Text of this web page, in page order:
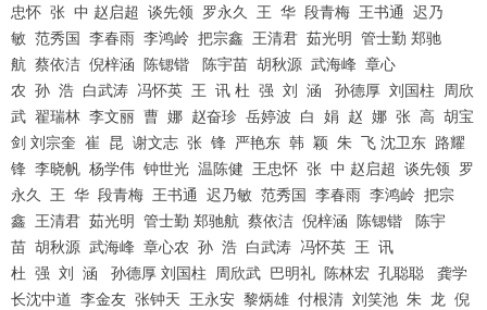
忠怀 张 中 赵启超 谈先领 罗永久 王 华 段青梅 王书通 迟乃
敏 范秀国 李春雨 李鸿岭 把宗鑫 王清君 茹光明 管士勤 郑驰
航 蔡依洁 倪梓涵 陈锶锴 陈宇苗 胡秋源 武海峰 章心
农 孙 浩 白武涛 冯怀英 王 讯 杜 强 刘 涵 孙德厚 刘国柱 周欣
武 翟瑞林 李文丽 曹 娜 赵奋珍 岳婷波 白 娟 赵 娜 张 高 胡宝
剑 刘宗奎 崔 昆 谢文志 张 锋 严艳东 韩 颖 朱 飞 沈卫东 路耀
锋 李晓帆 杨学伟 钟世光 温陈健 王忠怀 张 中 赵启超 谈先领 罗
永久 王 华 段青梅 王书通 迟乃敏 范秀国 李春雨 李鸿岭 把宗
鑫 王清君 茹光明 管士勤 郑驰航 蔡依洁 倪梓涵 陈锶锴 陈宇
苗 胡秋源 武海峰 章心农 孙 浩 白武涛 冯怀英 王 讯
杜 强 刘 涵 孙德厚 刘国柱 周欣武 巴明礼 陈林宏 孔聪聪 龚学
长沈中道 李金友 张钟天 王永安 黎炳雄 付根清 刘笑池 朱 龙 倪